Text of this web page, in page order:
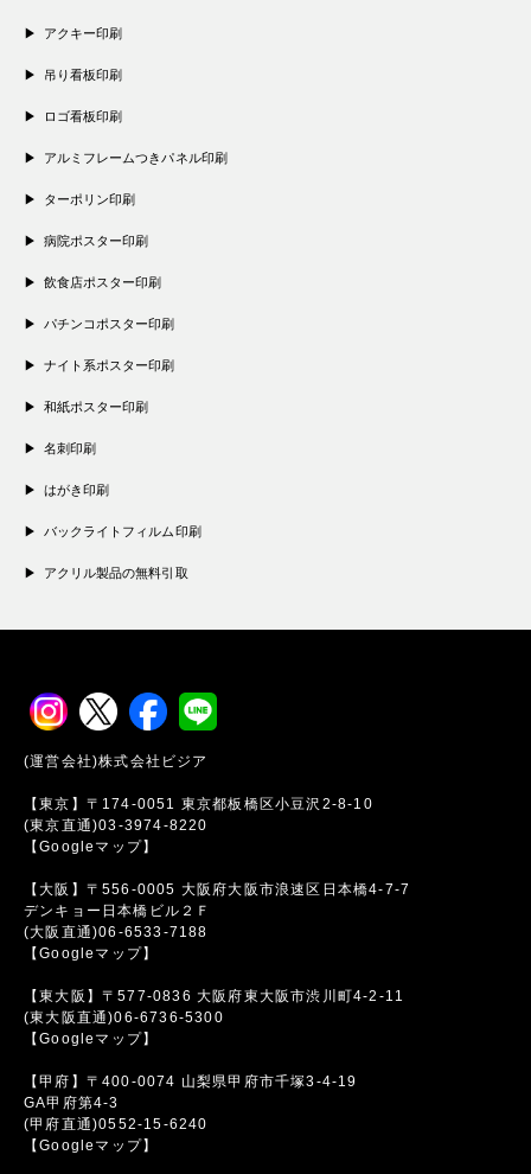
アクキー印刷
吊り看板印刷
ロゴ看板印刷
アルミフレームつきパネル印刷
ターポリン印刷
病院ポスター印刷
飲食店ポスター印刷
パチンコポスター印刷
ナイト系ポスター印刷
和紙ポスター印刷
名刺印刷
はがき印刷
バックライトフィルム印刷
アクリル製品の無料引取
(運営会社)株式会社ビジア
【東京】〒174-0051 東京都板橋区小豆沢2-8-10
(東京直通)03-3974-8220
【Googleマップ】
【大阪】〒556-0005 大阪府大阪市浪速区日本橋4-7-7
デンキョー日本橋ビル２Ｆ
(大阪直通)06-6533-7188
【Googleマップ】
【東大阪】〒577-0836 大阪府東大阪市渋川町4-2-11
(東大阪直通)06-6736-5300
【Googleマップ】
【甲府】〒400-0074 山梨県甲府市千塚3-4-19
GA甲府第4-3
(甲府直通)0552-15-6240
【Googleマップ】